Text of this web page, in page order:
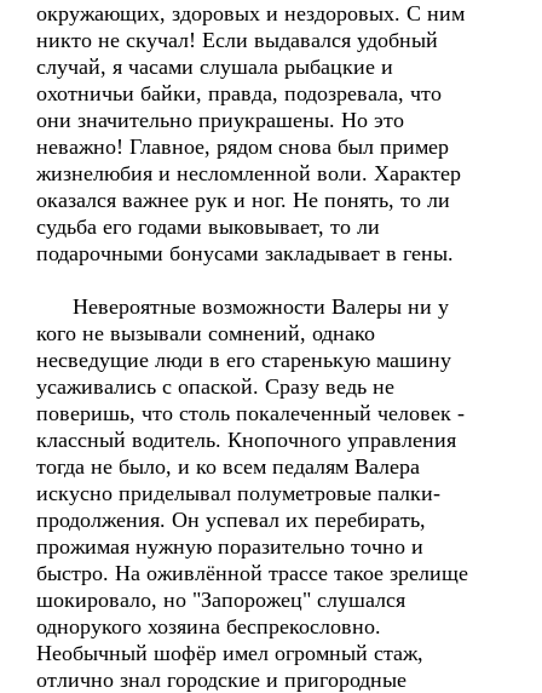
окружающих, здоровых и нездоровых. С ним
никто не скучал! Если выдавался удобный
случай, я часами слушала рыбацкие и
охотничьи байки, правда, подозревала, что
они значительно приукрашены. Но это
неважно! Главное, рядом снова был пример
жизнелюбия и несломленной воли. Характер
оказался важнее рук и ног. Не понять, то ли
судьба его годами выковывает, то ли
подарочными бонусами закладывает в гены.
Невероятные возможности Валеры ни у
кого не вызывали сомнений, однако
несведущие люди в его старенькую машину
усаживались с опаской. Сразу ведь не
поверишь, что столь покалеченный человек -
классный водитель. Кнопочного управления
тогда не было, и ко всем педалям Валера
искусно приделывал полуметровые палки-
продолжения. Он успевал их перебирать,
прожимая нужную поразительно точно и
быстро. На оживлённой трассе такое зрелище
шокировало, но "Запорожец" слушался
однорукого хозяина беспрекословно.
Необычный шофёр имел огромный стаж,
отлично знал городские и пригородные